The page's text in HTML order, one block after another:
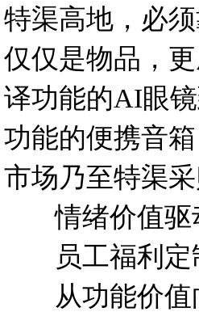
特渠高地，必
仅仅是物品，
译功能的AI眼
功能的便携音
市场乃至特渠
情绪价值驱
员工福利定
从功能价值